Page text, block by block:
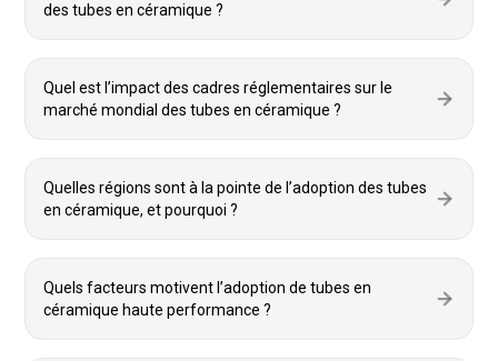
des tubes en céramique ?
Quel est l’impact des cadres réglementaires sur le
marché mondial des tubes en céramique ?
Quelles régions sont à la pointe de l’adoption des tubes
en céramique, et pourquoi ?
Quels facteurs motivent l’adoption de tubes en
céramique haute performance ?